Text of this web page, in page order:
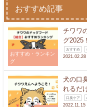
おすすめ記事
おすすめ・ランキン
グ
チワワ
グ2025
おすすめ
2021.02.28
犬の口
れるだ
口臭ケア
2022.11.15